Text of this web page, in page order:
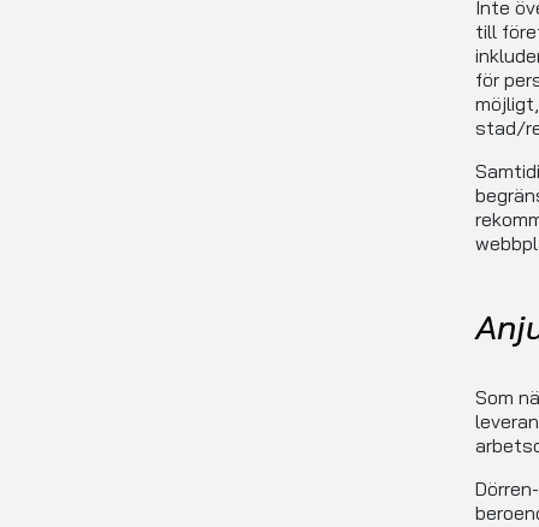
Inte
till
för
stad/
Som